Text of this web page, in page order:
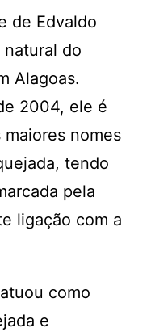
de Edvaldo
natural do
Alagoas.
2004, ele é
nomes
tendo
pela
ligação com a
como
e